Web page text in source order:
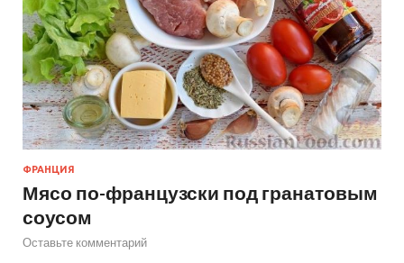
ФРАНЦИЯ
Мясо по-французски под гранатовым
соусом
Оставьте комментарий